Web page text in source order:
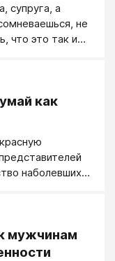
супруга, а
не
что это так и
Пойми
тонких
вопросы не
ты хочешь.
как
наболевших
что делать в
со
нужно
мужчинам